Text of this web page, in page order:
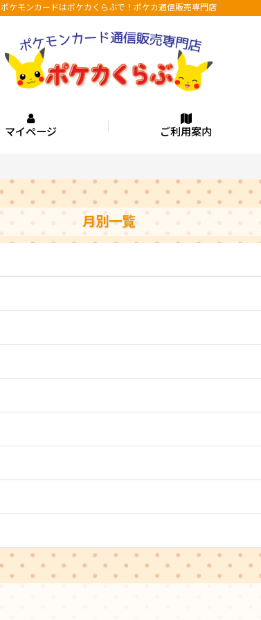
ポケモンカードはポケカくらぶで！ポケカ通信販売専門店
マイページ ご利用案内
月別一覧